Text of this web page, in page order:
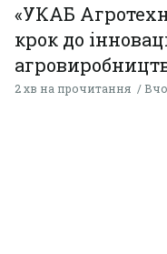
«УКАБ
крок до
2 хв на прочитання